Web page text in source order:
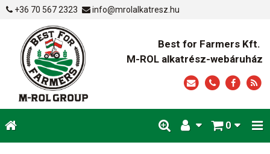
+36 70 567 2323 info@mrolalkatresz.hu
Best for Farmers Kft.
M-ROL alkatrész-webáruház
0